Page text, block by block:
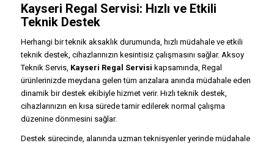
Kayseri Regal Servisi: Hızlı ve Etkili
Teknik Destek
Herhangi bir teknik aksaklık durumunda, hızlı müdahale ve etkili
teknik destek, cihazlarınızın kesintisiz çalışmasını sağlar. Aksoy
Teknik Servis, Kayseri Regal Servisi kapsamında, Regal
ürünlerinizde meydana gelen tüm arızalara anında müdahale eden
dinamik bir destek ekibiyle hizmet verir. Hızlı teknik destek,
cihazlarınızın en kısa sürede tamir edilerek normal çalışma
düzenine dönmesini sağlar.
Destek sürecinde, alanında uzman teknisyenler yerinde müdahale